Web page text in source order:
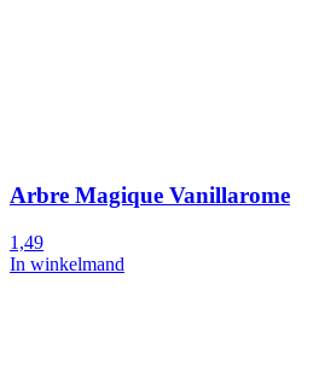
Arbre Magique Vanillarome
1,49
In winkelmand